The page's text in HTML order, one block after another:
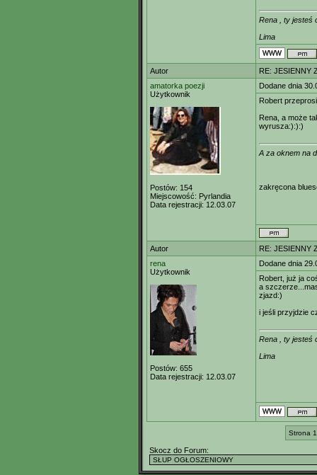
Rena , ty jesteś
Lima
Autor
RE: JESIENNY
amatorka poezji
Użytkownik
Postów: 154
Miejscowość: Pyrlandia
Data rejestracji: 12.03.07
Dodane dnia
Robert
Rena, a może
wyrusza:):):)
A za oknem na
zakręcona
Autor
RE: JESIENNY
rena
Użytkownik
Postów: 655
Data rejestracji: 12.03.07
Dodane dnia
Robert, już ja
a
zjazd:)
i jeśli przyjdzie
Rena , ty jesteś
Lima
Strona
Skocz do Forum: